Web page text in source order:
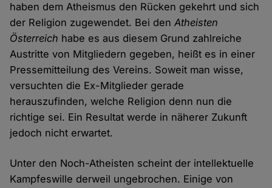
haben dem Atheismus den Rücken gekehrt und sich
der Religion zugewendet. Bei denAtheisten
Österreich habe es aus diesem Grund zahlreiche
Austritte von Mitgliedern gegeben, heißt es in einer
Pressemitteilung des Vereins. Soweit man wisse,
versuchten die Ex-Mitglieder gerade
herauszufinden, welche Religion denn nun die
richtige sei. Ein Resultat werde in näherer Zukunft
jedoch nicht erwartet.
Unter den Noch-Atheisten scheint der intellektuelle
Kampfeswille derweil ungebrochen. Einige von